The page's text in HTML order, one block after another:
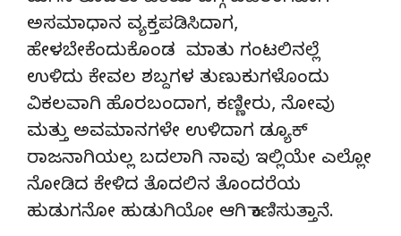
ಅಸಮಾಧಾನ ವ್ಯಕ್ತಪಡಿಸಿದಾಗ,
ಹೇಳಬೇಕೆಂದುಕೊಂಡ ಮಾತು ಗಂಟಲಿನಲ್ಲೆ
ಉಳಿದು ಕೇವಲ ಶಬ್ದಗಳ ತುಣುಕುಗಳೊಂದು
ವಿಕಲವಾಗಿ ಹೊರಬಂದಾಗ, ಕಣ್ಣೀರು, ನೋವು
ಮತ್ತು ಅವಮಾನಗಳೇ ಉಳಿದಾಗ ಡ್ಯೂಕ್
ರಾಜನಾಗಿಯಲ್ಲ ಬದಲಾಗಿ ನಾವು ಇಲ್ಲಿಯೇ ಎಲ್ಲೋ
ನೋಡಿದ ಕೇಳಿದ ತೊದಲಿನ ತೊಂದರೆಯ
ಹುಡುಗನೋ ಹುಡುಗಿಯೋ ಆಗಿ ಕಾಣಿಸುತ್ತಾನೆ.